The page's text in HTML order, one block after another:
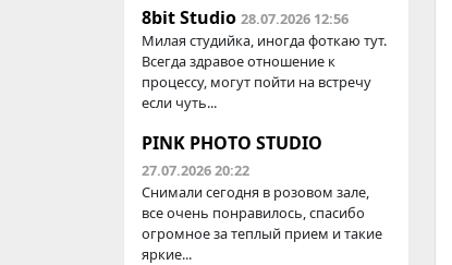
8bit Studio 28.07.2026 12:56
Милая студийка, иногда фоткаю тут.
Всегда здравое отношение к
процессу, могут пойти на встречу
если чуть...
PINK PHOTO STUDIO
27.07.2026 20:22
Снимали сегодня в розовом зале,
все очень понравилось, спасибо
огромное за теплый прием и такие
яркие...